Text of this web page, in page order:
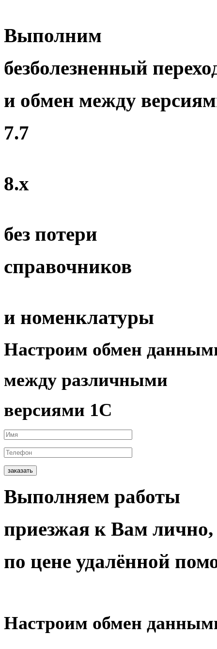
Выполним
безболезненный
и обмен между
7.7
8.x
без потери
справочников
и номенклатуры
Настроим обмен
между различными
версиями 1С
заказать
Выполняем работы
приезжая к Вам лично,
по цене удалённой
Настроим обмен